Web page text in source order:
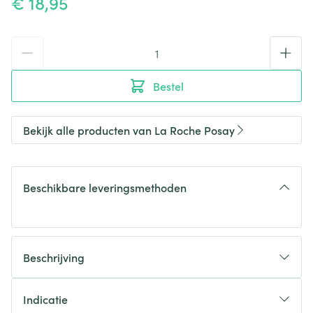
Bestel
Bekijk alle producten van La Roche Posay
Beschikbare leveringsmethoden
Beschrijving
Indicatie